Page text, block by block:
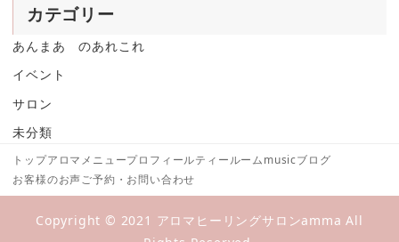
カテゴリー
あんまあ のあれこれ
イベント
サロン
未分類
トップアロマメニュープロフィールティールームmusicブログ
お客様のお声ご予約・お問い合わせ
Copyright © 2021 アロマヒーリングサロンamma All